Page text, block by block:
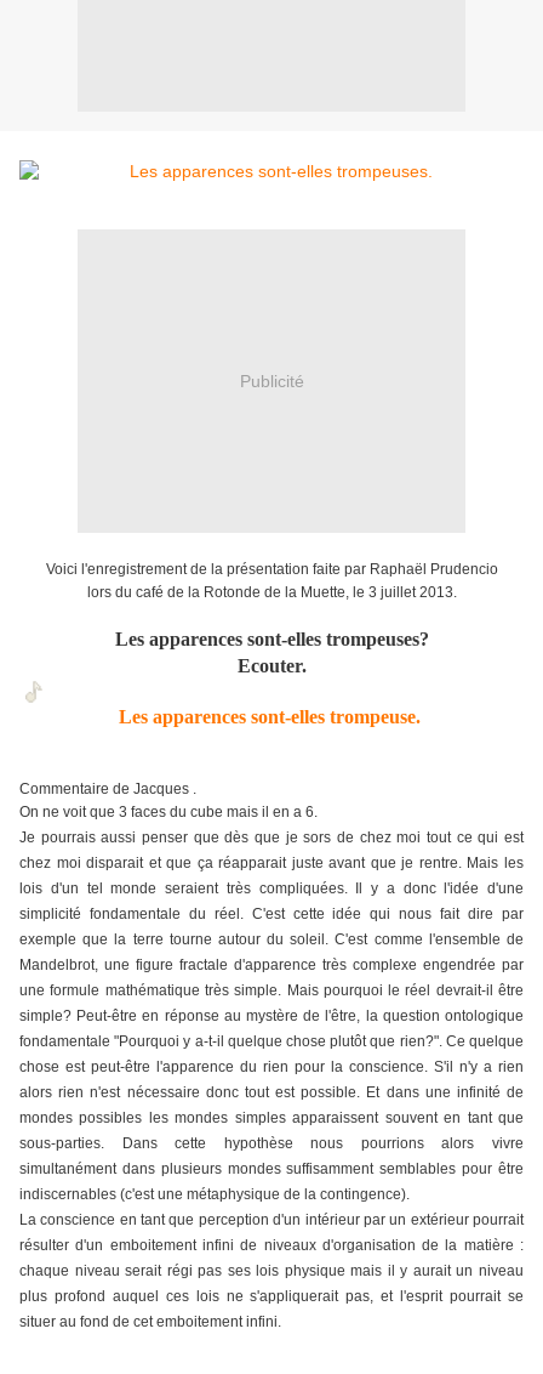
Publicité
Voici l'enregistrement de la présentation faite par Raphaël Prudencio
lors du café de la Rotonde de la Muette, le 3 juillet 2013.
Les apparences sont-elles trompeuses?
Ecouter.
Les apparences sont-elles trompeuse.
Commentaire de Jacques .
On ne voit que 3 faces du cube mais il en a 6.
Je pourrais aussi penser que dès que je sors de chez moi tout ce qui est
chez moi disparait et que ça réapparait juste avant que je rentre. Mais les
lois d'un tel monde seraient très compliquées. Il y a donc l'idée d'une
simplicité fondamentale du réel. C'est cette idée qui nous fait dire par
exemple que la terre tourne autour du soleil. C'est comme l'ensemble de
Mandelbrot, une figure fractale d'apparence très complexe engendrée par
une formule mathématique très simple. Mais pourquoi le réel devrait-il être
simple? Peut-être en réponse au mystère de l'être, la question ontologique
fondamentale "Pourquoi y a-t-il quelque chose plutôt que rien?". Ce quelque
chose est peut-être l'apparence du rien pour la conscience. S'il n'y a rien
alors rien n'est nécessaire donc tout est possible. Et dans une infinité de
mondes possibles les mondes simples apparaissent souvent en tant que
sous-parties. Dans cette hypothèse nous pourrions alors vivre
simultanément dans plusieurs mondes suffisamment semblables pour être
indiscernables (c'est une métaphysique de la contingence).
La conscience en tant que perception d'un intérieur par un extérieur pourrait
résulter d'un emboitement infini de niveaux d'organisation de la matière :
chaque niveau serait régi pas ses lois physique mais il y aurait un niveau
plus profond auquel ces lois ne s'appliquerait pas, et l'esprit pourrait se
situer au fond de cet emboitement infini.